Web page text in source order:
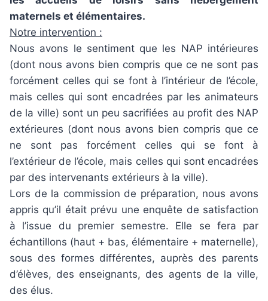
maternels et élémentaires.
Notre intervention :
Nous avons le sentiment que les NAP intérieures
(dont nous avons bien compris que ce ne sont pas
forcément celles qui se font à l’intérieur de l’école,
mais celles qui sont encadrées par les animateurs
de la ville) sont un peu sacrifiées au profit des NAP
extérieures (dont nous avons bien compris que ce
ne sont pas forcément celles qui se font à
l’extérieur de l’école, mais celles qui sont encadrées
par des intervenants extérieurs à la ville).
Lors de la commission de préparation, nous avons
appris qu’il était prévu une enquête de satisfaction
à l’issue du premier semestre. Elle se fera par
échantillons (haut + bas, élémentaire + maternelle),
sous des formes différentes, auprès des parents
d’élèves, des enseignants, des agents de la ville,
des élus.